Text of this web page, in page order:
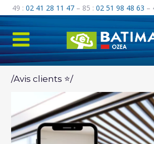
49 : 02 41 28 11 47– 85 : 02 51 98 48 63 –
/Avis clients ⭐️/